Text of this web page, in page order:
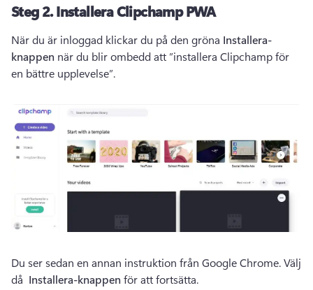
Steg 2. Installera Clipchamp PWA
När du är inloggad klickar du på den gröna Installera-
knappen när du blir ombedd att ”installera Clipchamp för
en bättre upplevelse”.
Du ser sedan en annan instruktion från Google Chrome. Välj
då Installera-knappen för att fortsätta.